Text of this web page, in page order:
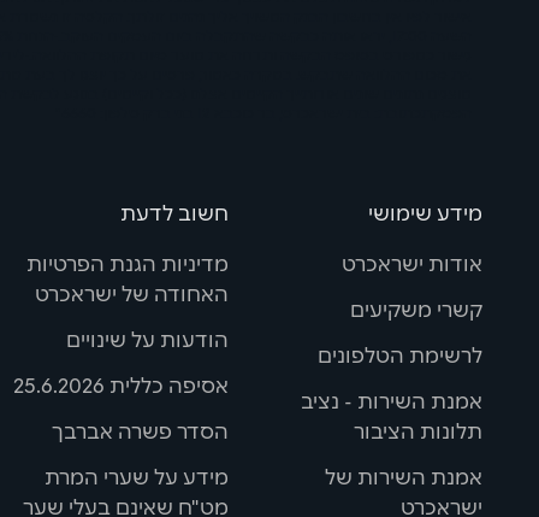
מידע שימושי
אודות ישראכרט
קשרי משקיעים
לרשימת הטלפונים
אמנת השירות - נציב
תלונות הציבור
אמנת השירות של
ישראכרט
חשוב לדעת
מדיניות הגנת הפרטיות
האחודה של ישראכרט
הודעות על שינויים
אסיפה כללית 25.6.2026
הסדר פשרה אברבך
מידע על שערי המרת
מט"ח שאינם בעלי שער